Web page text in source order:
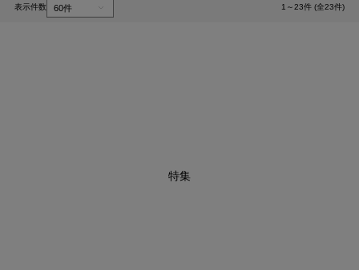
表示件数 1～23件 (全23件)
特集